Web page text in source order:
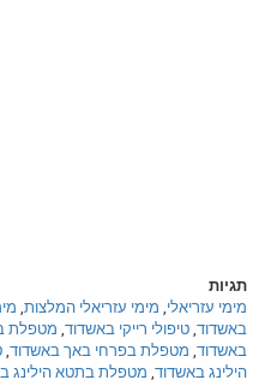
תגיות
מימי עזריאלי, מימי עזריאלי המלצות,
באשדוד, טיפולי רייקי באשדוד, מטפלת
באשדוד, מטפלת בפרחי באך באשדוד,
הילינג באשדוד, מטפלת בתטא הילינג